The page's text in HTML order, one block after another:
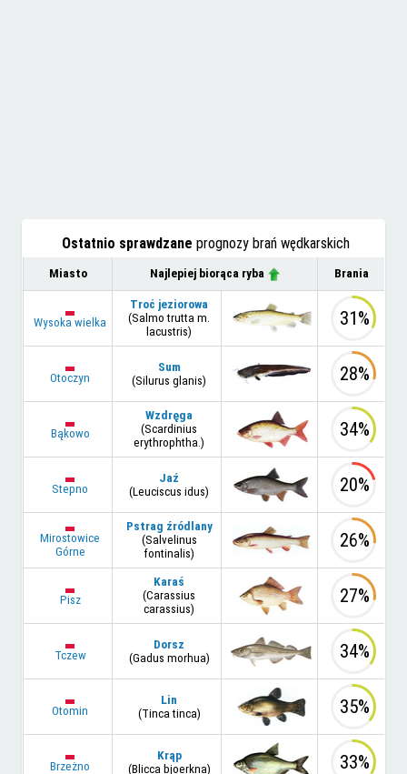
Ostatnio sprawdzane prognozy brań wędkarskich
Miasto Najlepiej biorąca ryba Brania
Wysoka wielka
Troć jeziorowa
(Salmo trutta m.
lacustris)
31%
Otoczyn
Sum
(Silurus glanis)
28%
Bąkowo
Wzdręga
(Scardinius
erythrophtha.)
34%
Stepno
Jaź
(Leuciscus idus)
20%
Mirostowice
Górne
Pstrag źródlany
(Salvelinus
fontinalis)
26%
Pisz
Karaś
(Carassius
carassius)
27%
Tczew
Dorsz
(Gadus morhua)
34%
Otomin
Lin
(Tinca tinca)
35%
Brzeżno
Krąp
(Blicca bjoerkna)
33%